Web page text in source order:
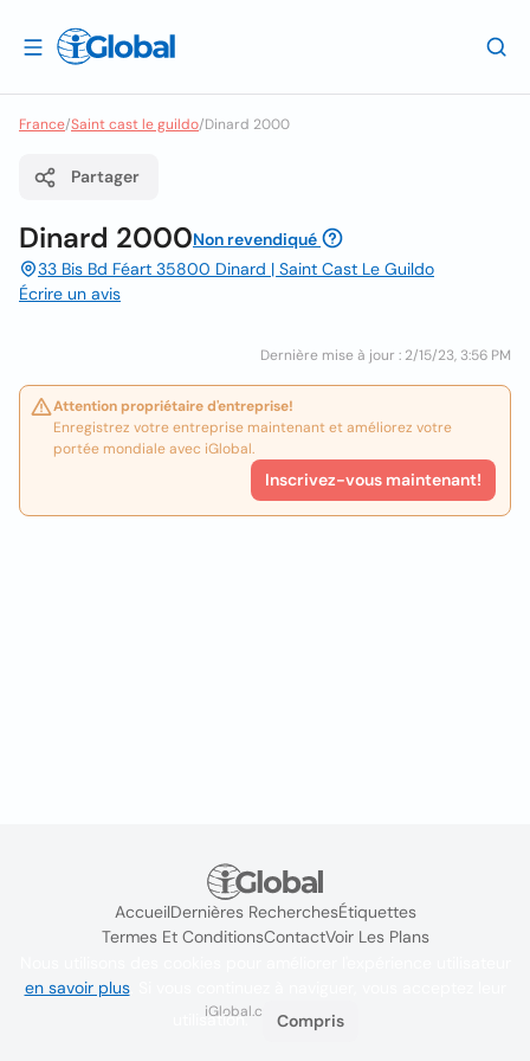
France/Saint cast le guildo/Dinard 2000
Partager
Dinard 2000Non revendiqué
33 Bis Bd Féart 35800 Dinard | Saint Cast Le Guildo
Écrire un avis
Dernière mise à jour : 2/15/23, 3:56 PM
Attention propriétaire d'entreprise!
Enregistrez votre entreprise maintenant et améliorez votre
portée mondiale avec iGlobal.
Inscrivez-vous maintenant!
AccueilDernières RecherchesÉtiquettes
Termes Et ConditionsContactVoir Les Plans
iGlobal.co @ 2024
en savoir plus. Si vous continuez à naviguer, vous acceptez leur
utilisation.
Compris